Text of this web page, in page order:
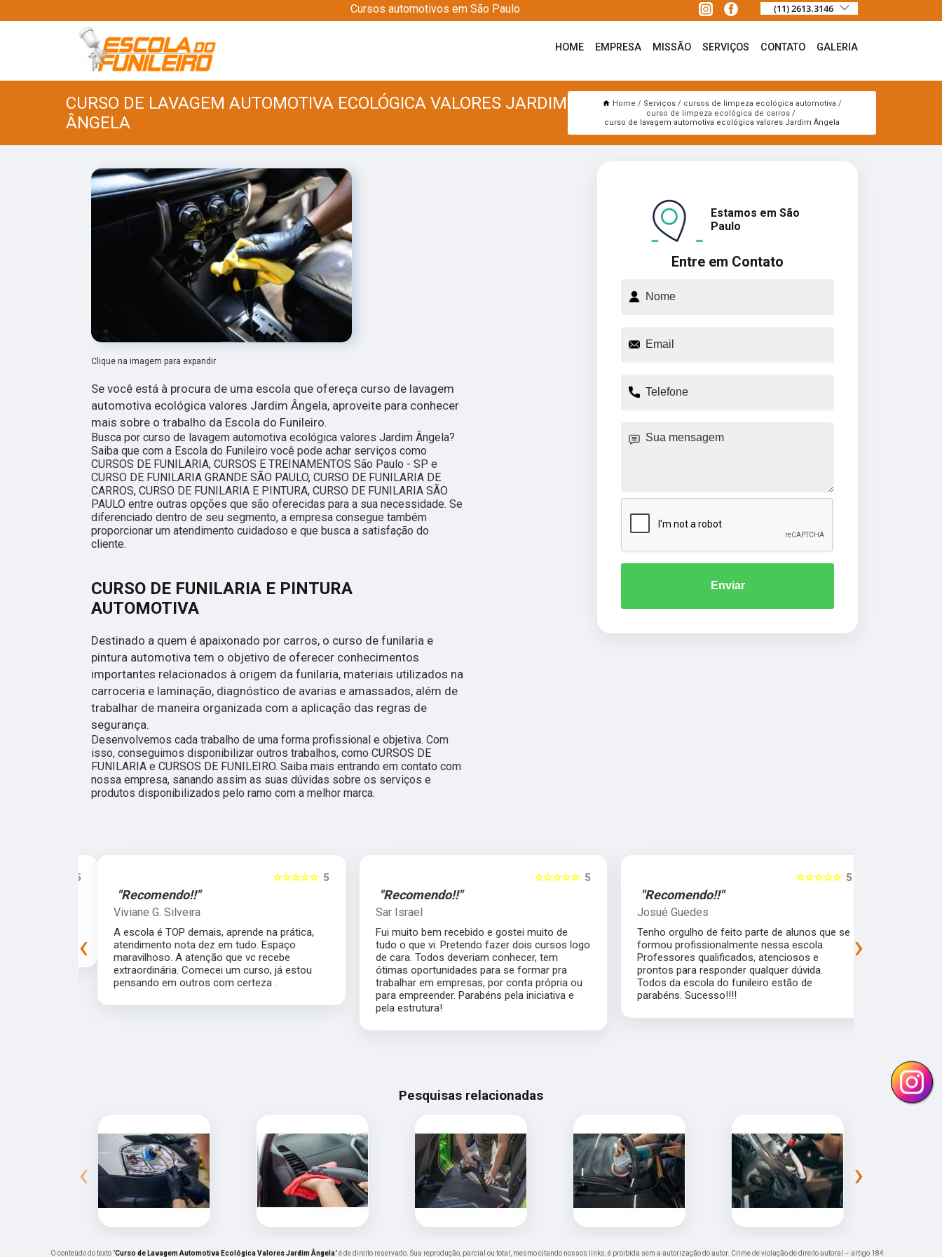
Cursos automotivos em São Paulo (11) 2613.3146
HOME EMPRESA MISSÃO SERVIÇOS CONTATO GALERIA
CURSO DE LAVAGEM AUTOMOTIVA ECOLÓGICA VALORES JARDIM
ÂNGELA
Home Serviços
cursos de limpeza ecológica automotiva
curso de limpeza ecológica de carros
curso de lavagem automotiva ecológica valores Jardim Ângela
Clique na imagem para expandir
Se você está à procura de uma escola que ofereça curso de lavagem
automotiva ecológica valores Jardim Ângela, aproveite para conhecer
mais sobre o trabalho da Escola do Funileiro.
Busca por curso de lavagem automotiva ecológica valores Jardim Ângela?
Saiba que com a Escola do Funileiro você pode achar serviços como
CURSOS DE FUNILARIA, CURSOS E TREINAMENTOS São Paulo - SP e
CURSO DE FUNILARIA GRANDE SÃO PAULO, CURSO DE FUNILARIA DE
CARROS, CURSO DE FUNILARIA E PINTURA, CURSO DE FUNILARIA SÃO
PAULO entre outras opções que são oferecidas para a sua necessidade. Se
diferenciado dentro de seu segmento, a empresa consegue também
proporcionar um atendimento cuidadoso e que busca a satisfação do
cliente.
CURSO DE FUNILARIA E PINTURA
AUTOMOTIVA
Destinado a quem é apaixonado por carros, o curso de funilaria e
pintura automotiva tem o objetivo de oferecer conhecimentos
importantes relacionados à origem da funilaria, materiais utilizados na
carroceria e laminação, diagnóstico de avarias e amassados, além de
trabalhar de maneira organizada com a aplicação das regras de
segurança.
Desenvolvemos cada trabalho de uma forma profissional e objetiva. Com
isso, conseguimos disponibilizar outros trabalhos, como CURSOS DE
FUNILARIA e CURSOS DE FUNILEIRO. Saiba mais entrando em contato com
nossa empresa, sanando assim as suas dúvidas sobre os serviços e
produtos disponibilizados pelo ramo com a melhor marca.
Entre em Contato
Estamos em São
Paulo
Enviar
5
☆☆☆☆☆
"Recomendo!!"
Viviane G. Silveira
A escola é TOP demais, aprende na prática,
atendimento nota dez em tudo. Espaço
maravilhoso. A atenção que vc recebe
extraordinária. Comecei um curso, já estou
pensando em outros com certeza .
5
☆☆☆☆☆
"Recomendo!!"
Sar Israel
Fui muito bem recebido e gostei muito de
tudo o que vi. Pretendo fazer dois cursos logo
de cara. Todos deveriam conhecer, tem
ótimas oportunidades para se formar pra
trabalhar em empresas, por conta própria ou
para empreender. Parabéns pela iniciativa e
pela estrutura!
5
☆☆☆☆☆
"Recomendo!!"
Josué Guedes
Tenho orgulho de feito parte de alunos que se
formou profissionalmente nessa escola.
Professores qualificados, atenciosos e
prontos para responder qualquer dúvida.
Todos da escola do funileiro estão de
parabéns. Sucesso!!!!
‹ ›
Pesquisas relacionadas
‹ ›
O conteúdo do texto "Curso de Lavagem Automotiva Ecológica Valores Jardim Ângela" é de direito reservado. Sua reprodução, parcial ou total, mesmo citando nossos links, é proibida sem a autorização do autor. Crime de violação de direito autoral – artigo 184